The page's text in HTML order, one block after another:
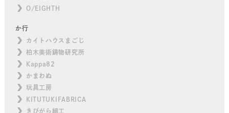
O/EIGHTH
か行
カイトハウスまごじ
柏木美術鋳物研究所
Kappa82
かまわぬ
玩具工房
KITUTUKIFABRICA
きびがら細工